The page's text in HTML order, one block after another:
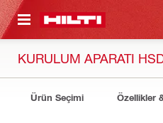
GEÇ
KURULUM APARATI
Ürün Seçimi Özellikler